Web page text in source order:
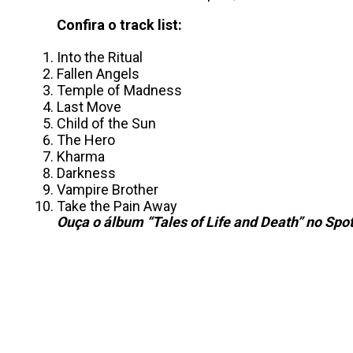
Confira o track list:
Into the Ritual
Fallen Angels
Temple of Madness
Last Move
Child of the Sun
The Hero
Kharma
Darkness
Vampire Brother
Take the Pain Away
Ouça o álbum “Tales of Life and Death” no